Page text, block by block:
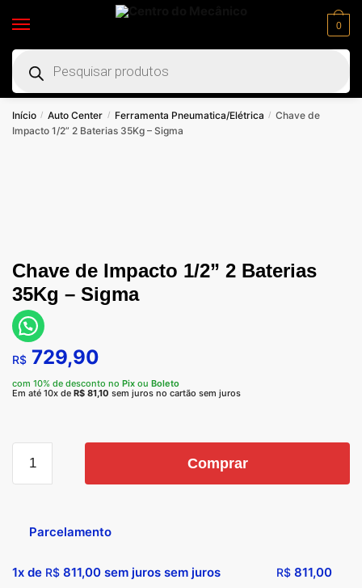
0
Início / Auto Center / Ferramenta Pneumatica/Elétrica / Chave de
Impacto 1/2” 2 Baterias 35Kg – Sigma
Chave de Impacto 1/2” 2 Baterias
35Kg – Sigma
R$ 729,90
com 10% de desconto no Pix ou Boleto
Em até 10x de R$ 81,10 sem juros no cartão sem juros
Comprar
Parcelamento
1x de R$ 811,00 sem juros sem juros R$ 811,00